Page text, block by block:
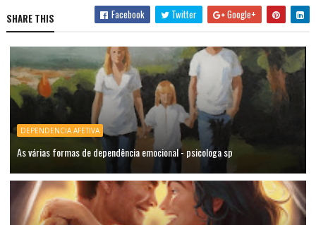
SHARE THIS Facebook Twitter Google+
DEPENDENCIA AFETIVA
As várias formas de dependência emocional - psicologa sp